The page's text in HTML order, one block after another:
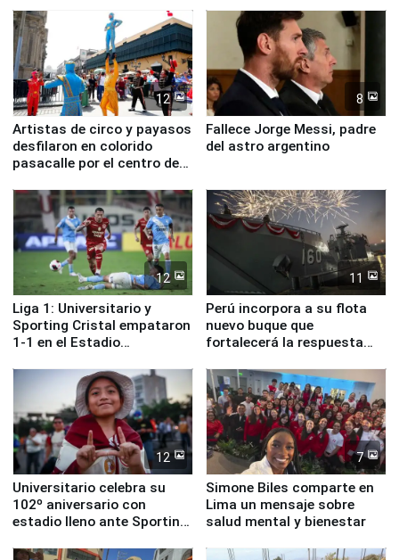
12
Artistas de circo y payasos
desfilaron en colorido
pasacalle por el centro de
8
Fallece Jorge Messi, padre
del astro argentino
12
Liga 1: Universitario y
Sporting Cristal empataron
1-1 en el Estadio
11
Perú incorpora a su flota
nuevo buque que
fortalecerá la respuesta
12
Universitario celebra su
102º aniversario con
estadio lleno ante Sporting
7
Simone Biles comparte en
Lima un mensaje sobre
salud mental y bienestar